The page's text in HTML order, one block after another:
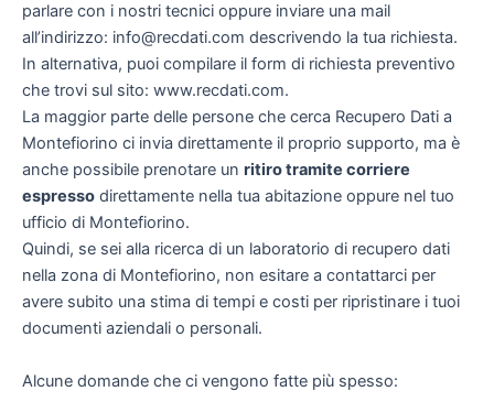
parlare con i nostri tecnici oppure inviare una mail
all’indirizzo: info@recdati.com descrivendo la tua richiesta.
In alternativa, puoi compilare il form di richiesta preventivo
che trovi sul sito: www.recdati.com.
La maggior parte delle persone che cerca Recupero Dati a
Montefiorino ci invia direttamente il proprio supporto, ma è
anche possibile prenotare un ritiro tramite corriere
espresso direttamente nella tua abitazione oppure nel tuo
ufficio di Montefiorino.
Quindi, se sei alla ricerca di un laboratorio di recupero dati
nella zona di Montefiorino, non esitare a contattarci per
avere subito una stima di tempi e costi per ripristinare i tuoi
documenti aziendali o personali.
Alcune domande che ci vengono fatte più spesso: